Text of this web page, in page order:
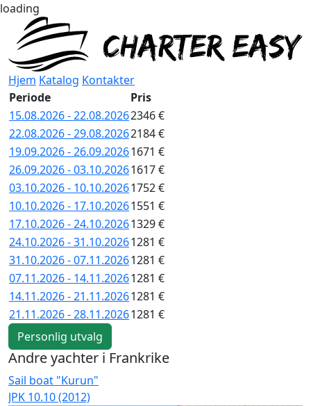
loading
Hjem Katalog Kontakter
Periode
Pris
15.08.2026 - 22.08.20262346 €
22.08.2026 - 29.08.20262184 €
19.09.2026 - 26.09.20261671 €
26.09.2026 - 03.10.20261617 €
03.10.2026 - 10.10.20261752 €
10.10.2026 - 17.10.20261551 €
17.10.2026 - 24.10.20261329 €
24.10.2026 - 31.10.20261281 €
31.10.2026 - 07.11.20261281 €
07.11.2026 - 14.11.20261281 €
14.11.2026 - 21.11.20261281 €
21.11.2026 - 28.11.20261281 €
Personlig utvalg
Andre yachter i Frankrike
Sail boat "Kurun"
JPK 10.10 (2012)